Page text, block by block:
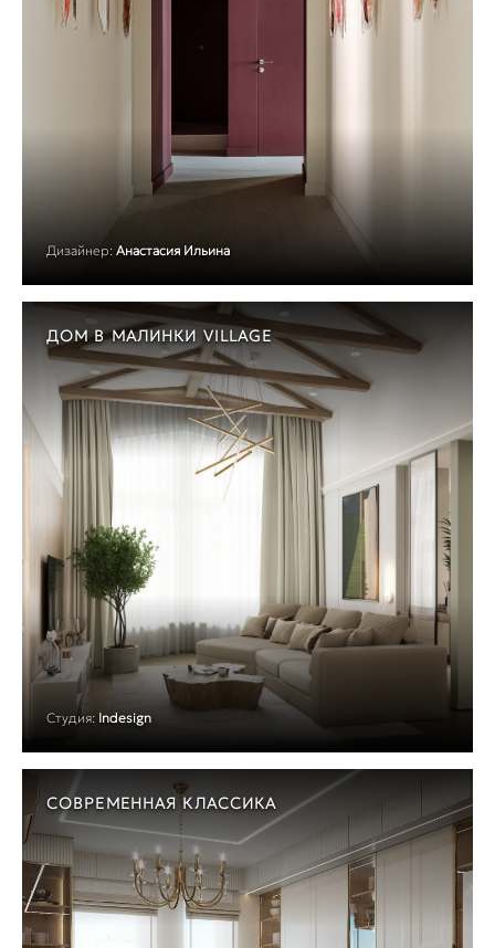
Дизайнер: Анастасия Ильина
ДОМ В МАЛИНКИ VILLAGE
Студия: Indesign
СОВРЕМЕННАЯ КЛАССИКА